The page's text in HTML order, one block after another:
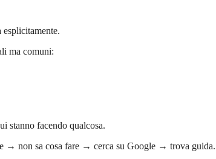
esplicitamente.
ma comuni:
stanno facendo qualcosa.
→ non sa cosa fare → cerca su Google → trova guida.